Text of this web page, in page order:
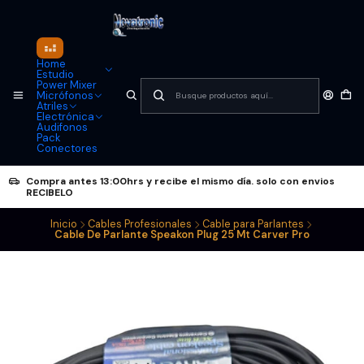
Home
Estudio
Power Mixer
Micrófonos
Atriles
Electrónica
Audifonos
Pack
Conectores
Compra antes 13:00hrs y recibe el mismo día. solo con envios
RECIBELO
Inicio Cables Profesionales Cable para Parlantes
Cable De Parlante Speakon Plug 25 Mt Carver Pro